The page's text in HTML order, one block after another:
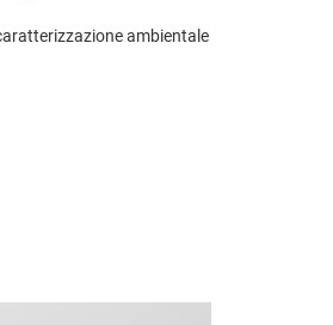
ambientale